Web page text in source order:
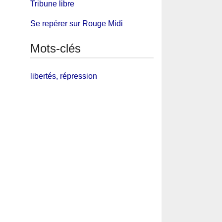
Tribune libre
Se repérer sur Rouge Midi
Mots-clés
libertés, répression